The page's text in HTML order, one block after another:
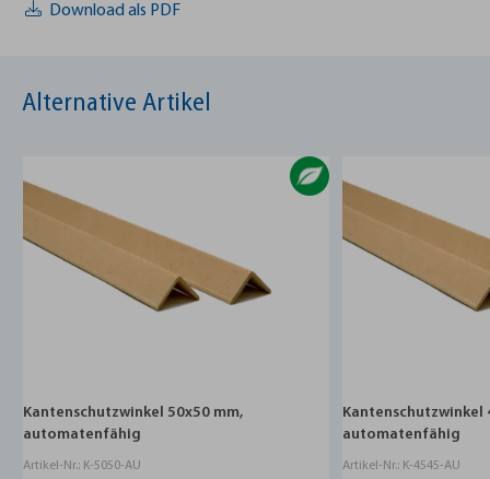
Download als PDF
Alternative Artikel
mm,
Kantenschutzwinkel 45x45 mm,